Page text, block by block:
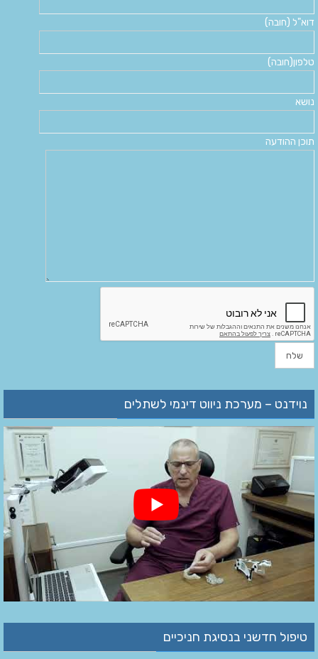
דוא"ל (חובה)
טלפון(חובה)
נושא
תוכן ההודעה
נוידנט – מערכת ניווט דינמי לשתלים
טיפול חדשני בנסיגת חניכיים